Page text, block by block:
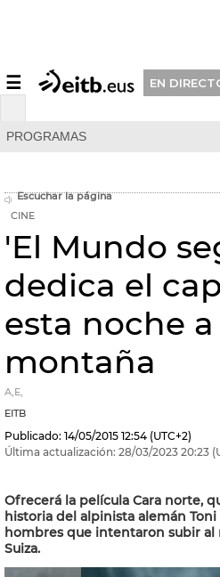
☰ EN
PROGRAMAS
Escuchar la página
CINE
'El Mundo
dedica el
esta noche a
montaña
A,E,
EITB
Publicado: 14/05/2015 12:54 (UTC+2)
Última actualización: 28/03/2023 20:23
Ofrecerá la película Cara norte,
historia del alpinista alemán
hombres que intentaron subir
Suiza.